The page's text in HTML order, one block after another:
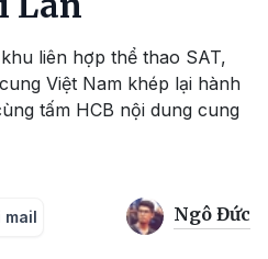
liên hợp thể thao SAT,
Việt Nam khép lại hành
tấm HCB nội dung cung
mail Ngô Đức